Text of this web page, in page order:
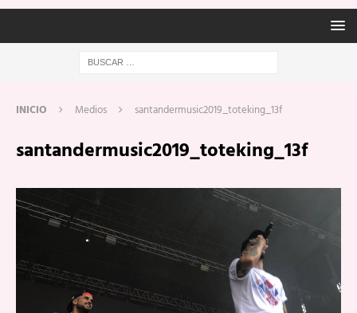
INICIO Medios santandermusic2019_toteking_13f
santandermusic2019_toteking_13f